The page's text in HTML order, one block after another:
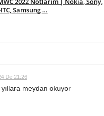
Samsung …
De 21:26
meydan okuyor